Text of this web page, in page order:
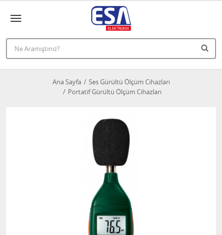
Ana Sayfa
Ses Gürültü Ölçüm Cihazları
Portatif Gürültü Ölçüm Cihazları